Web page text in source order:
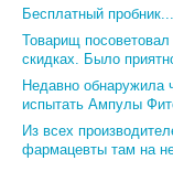
Бесплатный пробник...
Товарищ посоветовал
скидках. Было
Недавно обнаружила
испытать Ампулы
Из всех
фармацевты там на